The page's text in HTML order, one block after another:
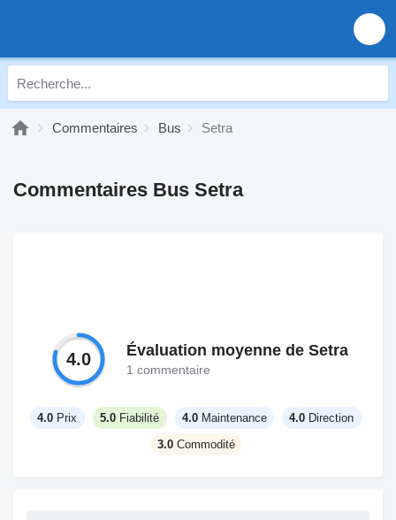
Commentaires Bus Setra
Commentaires Bus Setra
4.0 Évaluation moyenne de Setra
1 commentaire
4.0 Prix 5.0 Fiabilité 4.0 Maintenance 4.0 Direction
3.0Commodité